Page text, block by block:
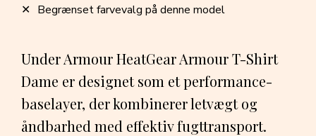
Under Armour HeatGear Armour T-Shirt
Dame er designet som et performance-
baselayer, der kombinerer letvægt og
åndbarhed med effektiv fugttransport.
Begrænset farvevalg på denne model